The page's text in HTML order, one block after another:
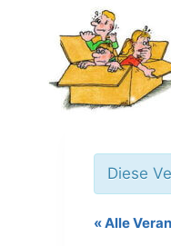
Diese
« Alle